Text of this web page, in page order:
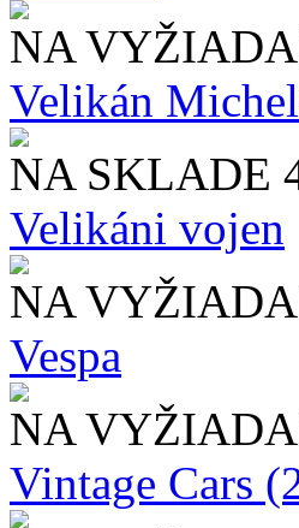
NA
Velikán
NA SKLADE
Velikáni vojen
NA
Vespa
NA
Vintage Cars